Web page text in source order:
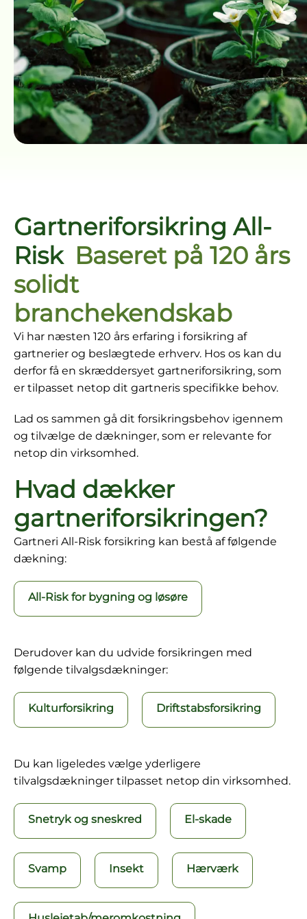
Gartneriforsikring All-
Risk Baseret på 120 års
solidt
branchekendskab
Vi har næsten 120 års erfaring i forsikring af
gartnerier og beslægtede erhverv. Hos os kan du
derfor få en skræddersyet gartneriforsikring, som
er tilpasset netop dit gartneris specifikke behov.
Lad os sammen gå dit forsikringsbehov igennem
og tilvælge de dækninger, som er relevante for
netop din virksomhed.
Hvad dækker
gartneriforsikringen?
Gartneri All-Risk forsikring kan bestå af følgende
dækning:
All-Risk for bygning og løsøre
Derudover kan du udvide forsikringen med
følgende tilvalgsdækninger:
Kulturforsikring Driftstabsforsikring
Du kan ligeledes vælge yderligere
tilvalgsdækninger tilpasset netop din virksomhed.
Snetryk og sneskred El-skade
Svamp Insekt Hærværk